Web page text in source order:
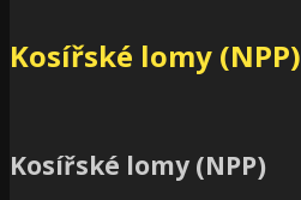
Kosířské lomy (NPP)
Kosířské lomy (NPP)